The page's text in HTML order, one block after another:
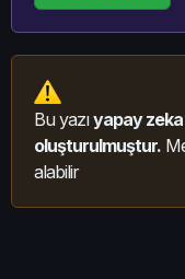
Bu yazıyapay
oluşturulmuştur.
alabilir